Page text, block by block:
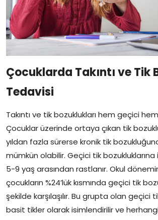
Çocuklarda Takıntı ve Tik
Tedavisi
Takıntı ve tik bozuklukları hem geçici
Çocuklar üzerinde ortaya çıkan tik
yıldan fazla sürerse kronik tik
mümkün olabilir. Geçici tik
5-9 yaş arasından rastlanır. Okul
çocukların %24’lük kısmında geçici tik
şekilde karşılaşılır. Bu grupta olan geçici
basit tikler olarak isimlendirilir ve